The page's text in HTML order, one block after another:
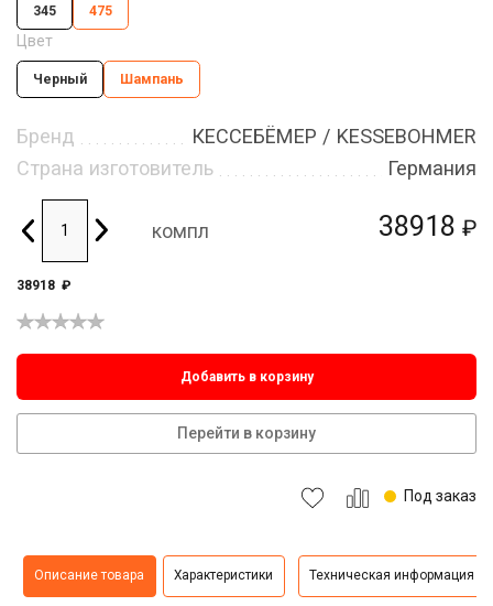
38918 ₽
345 475
Цвет
Черный Шампань
Бренд
КЕССЕБЁМЕР / KESSEBOHMER
Страна изготовитель
Германия
компл
38918 ₽
Добавить в корзину
Перейти в корзину
Под заказ
Описание товара Характеристики Техническая информация